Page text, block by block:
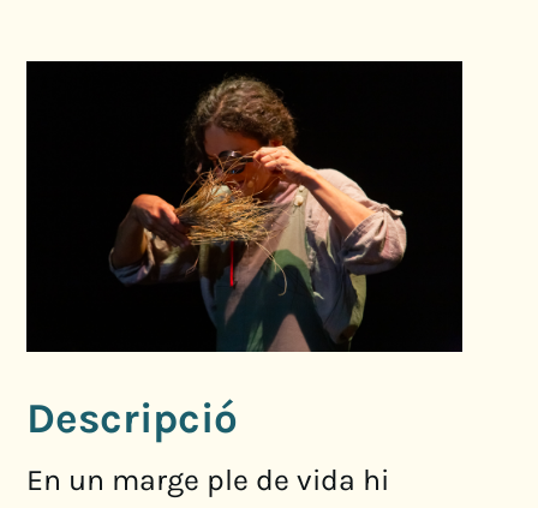
Descripció
En un marge ple de vida hi